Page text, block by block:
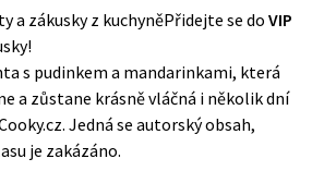
a zákusky z kuchyněPřidejte se do VIP
s pudinkem a mandarinkami, která
a zůstane krásně vláčná i několik dní
. Jedná se autorský obsah,
je zakázáno.